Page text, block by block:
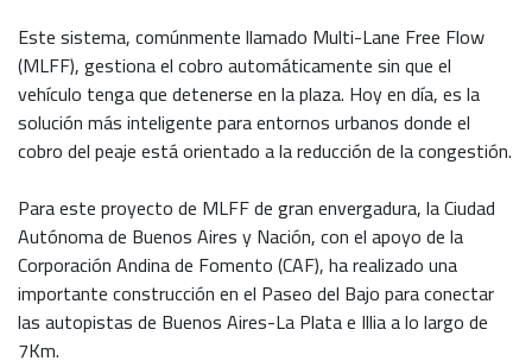
Este sistema, comúnmente llamado Multi-Lane Free Flow
(MLFF), gestiona el cobro automáticamente sin que el
vehículo tenga que detenerse en la plaza. Hoy en día, es la
solución más inteligente para entornos urbanos donde el
cobro del peaje está orientado a la reducción de la congestión.
Para este proyecto de MLFF de gran envergadura, la Ciudad
Autónoma de Buenos Aires y Nación, con el apoyo de la
Corporación Andina de Fomento (CAF), ha realizado una
importante construcción en el Paseo del Bajo para conectar
las autopistas de Buenos Aires-La Plata e Illia a lo largo de
7Km.